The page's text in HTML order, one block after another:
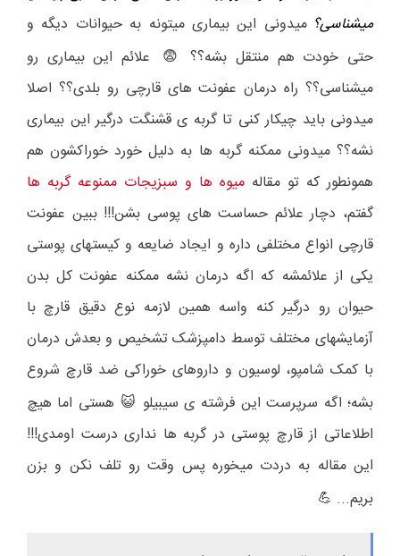
میشناسی؟ میدونی این بیماری میتونه به حیوانات دیگه و
حتی خودت هم منتقل بشه؟؟
😨
علائم این بیماری رو
میشناسی؟؟ راه درمان عفونت های قارچی رو بلدی؟؟ اصلا
میدونی باید چیکار کنی تا گربه ی قشنگت درگیر این بیماری
نشه؟؟ میدونی ممکنه گربه ها به دلیل خورد خوراکشون هم
همونطور که تو مقاله میوه ها و سبزیجات ممنوعه گربه ها
گفتم، دچار علائم حساست های پوسی بشن!!! ببین عفونت
قارچی انواع مختلفی داره و ایجاد ضایعه و کیستهای پوستی
یکی از علائمشه که اگه درمان نشه ممکنه عفونت کل بدن
حیوان رو درگیر کنه واسه همین لازمه نوع دقیق قارچ با
آزمایشهای مختلف توسط دامپزشک تشخیص و بعدش درمان
با کمک شامپو، لوسیون و داروهای خوراکی ضد قارچ شروع
بشه؛ اگه سرپرست این فرشته ی سیبیلو 😺 هستی اما هیچ
اطلاعاتی از قارچ پوستی در گربه ها نداری درست اومدی!!!
این مقاله به دردت میخوره پس وقت رو تلف نکن و بزن
بریم... 💪